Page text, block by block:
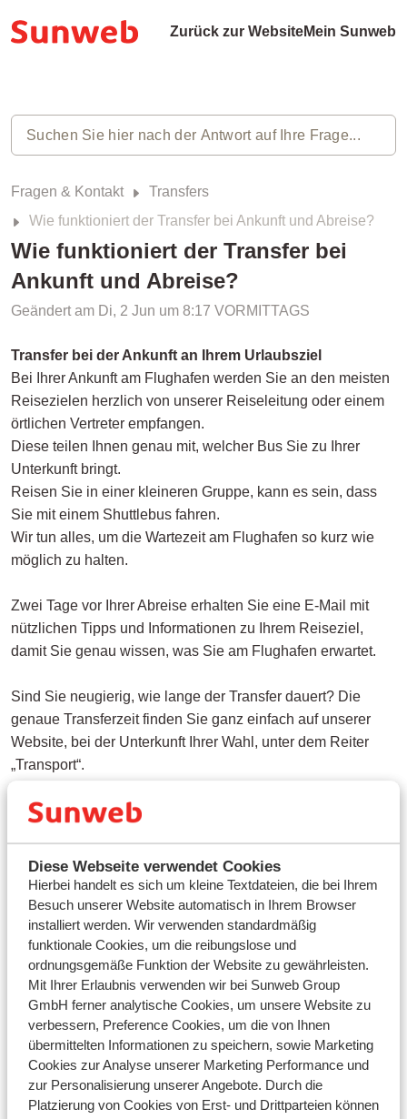
Diese Webseite verwendet Cookies
Hierbei handelt es sich um kleine Textdateien, die bei Ihrem
Besuch unserer Website automatisch in Ihrem Browser
installiert werden. Wir verwenden standardmäßig
funktionale Cookies, um die reibungslose und
ordnungsgemäße Funktion der Website zu gewährleisten.
Mit Ihrer Erlaubnis verwenden wir bei Sunweb Group
GmbH ferner analytische Cookies, um unsere Website zu
verbessern, Preference Cookies, um die von Ihnen
übermittelten Informationen zu speichern, sowie Marketing
Cookies zur Analyse unserer Marketing Performance und
zur Personalisierung unserer Angebote. Durch die
Platzierung von Cookies von Erst- und Drittparteien können
Zurück zur WebsiteMein Sunweb
Fragen & Kontakt
Transfers
Wie funktioniert der Transfer bei Ankunft und Abreise?
Wie funktioniert der Transfer bei
Ankunft und Abreise?
Geändert am Di, 2 Jun um 8:17 VORMITTAGS
Transfer bei der Ankunft an Ihrem Urlaubsziel
Bei Ihrer Ankunft am Flughafen werden Sie an den meisten
Reisezielen herzlich von unserer Reiseleitung oder einem
örtlichen Vertreter empfangen.
Diese teilen Ihnen genau mit, welcher Bus Sie zu Ihrer
Unterkunft bringt.
Reisen Sie in einer kleineren Gruppe, kann es sein, dass
Sie mit einem Shuttlebus fahren.
Wir tun alles, um die Wartezeit am Flughafen so kurz wie
möglich zu halten.
Zwei Tage vor Ihrer Abreise erhalten Sie eine E-Mail mit
nützlichen Tipps und Informationen zu Ihrem Reiseziel,
damit Sie genau wissen, was Sie am Flughafen erwartet.
Sind Sie neugierig, wie lange der Transfer dauert? Die
genaue Transferzeit finden Sie ganz einfach auf unserer
Website, bei der Unterkunft Ihrer Wahl, unter dem Reiter
„Transport“.
Transfer bei der Abreise von Ihrem Urlaubsziel
Sunweb und in der Sunweb-App zur Verfügung.
Können Sie die Informationen nicht finden oder sind Sie
unsicher, wo Sie nachsehen sollen? Keine Sorge! Unsere
digitale Reiseleitung hilft Ihnen gerne weiter.
Die Kontaktdaten finden Sie ebenfalls in Mein Sunweb und
in der App.
Reisen Sie in einer kleineren Gruppe, kann es sein, dass
Sie mit einem Shuttlebus zum Flughafen gebracht werden.